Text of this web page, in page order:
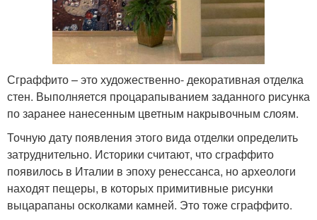
Сграффито – это художественно- декоративная отделка
стен. Выполняется процарапыванием заданного рисунка
по заранее нанесенным цветным накрывочным слоям.
Точную дату появления этого вида отделки определить
затруднительно. Историки считают, что сграффито
появилось в Италии в эпоху ренессанса, но археологи
находят пещеры, в которых примитивные рисунки
выцарапаны осколками камней. Это тоже сграффито.